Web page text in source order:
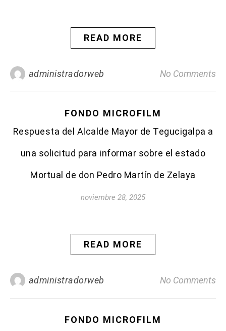
READ MORE
administradorweb No Comments
FONDO MICROFILM
Respuesta del Alcalde Mayor de Tegucigalpa a
una solicitud para informar sobre el estado
Mortual de don Pedro Martín de Zelaya
noviembre 28, 2025
READ MORE
administradorweb No Comments
FONDO MICROFILM